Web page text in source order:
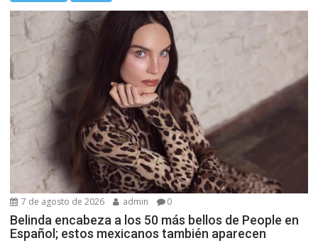
7 de agosto de 2026 admin 0
Belinda encabeza a los 50 más bellos de People en
Español; estos mexicanos también aparecen